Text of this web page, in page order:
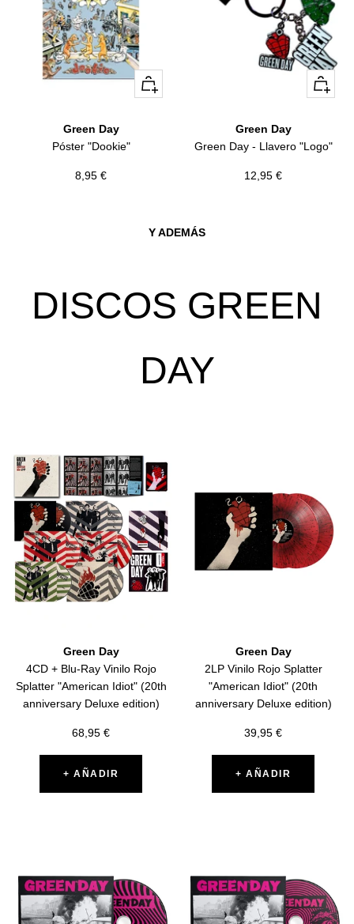
+
Añadir
Green Day
Póster "Dookie"
Precio
8,95 €
+
Añadir
Green Day
Green Day - Llavero "Logo"
Precio
12,95 €
Y ADEMÁS
DISCOS GREEN
DAY
Green Day
4CD + Blu-Ray Vinilo Rojo
Splatter "American Idiot" (20th
anniversary Deluxe edition)
Precio
venta
68,95 €
+ AÑADIR
Green Day
2LP Vinilo Rojo Splatter
"American Idiot" (20th
anniversary Deluxe edition)
Precio
venta
39,95 €
+ AÑADIR